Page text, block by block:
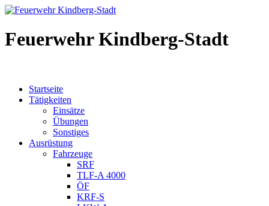
Feuerwehr Kindberg-Stadt
Startseite
Tätigkeiten
Einsätze
Übungen
Sonstiges
Ausrüstung
Fahrzeuge
SRF
TLF-A 4000
ÖF
KRF-S